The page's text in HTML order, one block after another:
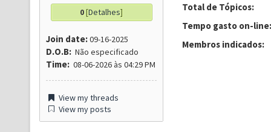
0[Detalhes]
Join date:09-16-2025
D.O.B: Não especificado
Time: 08-06-2026 às 04:29 PM
View my threads
View my posts
Total de Tópicos:
Tempo gasto on-line:
Membros indicados: